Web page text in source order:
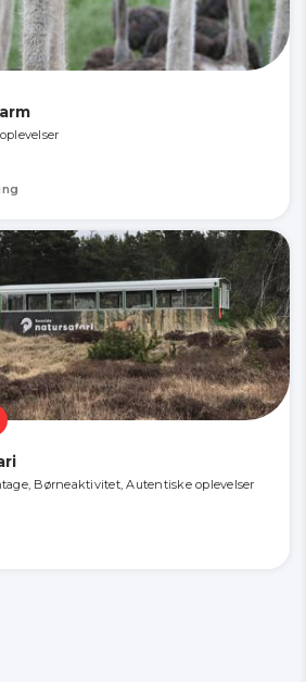
Børneaktivitet, Autentiske oplevelser